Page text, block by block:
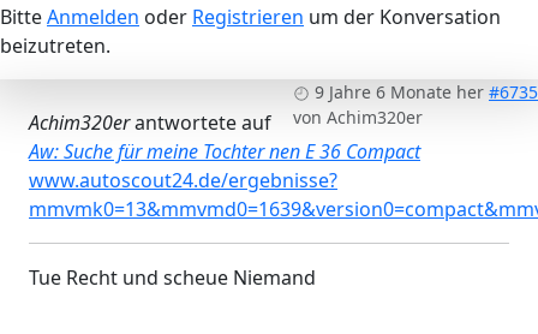
BitteAnmelden oder Registrieren um der Konversation
beizutreten.
9 Jahre 6 Monate her #6735
von Achim320er
Achim320erantwortete auf
Aw: Suche für meine Tochter nen E 36 Compact
www.autoscout24.de/ergebnisse?
Tue Recht und scheue Niemand